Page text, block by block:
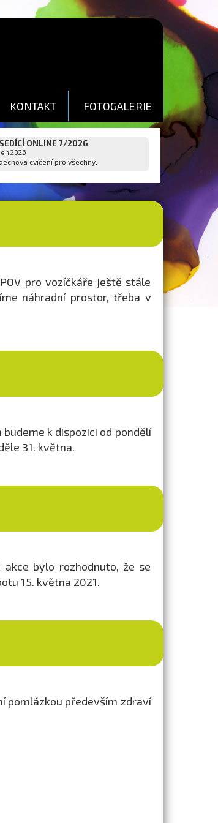
KONTAKT FOTOGALERIE
ONLINE 7/2026
2026
cvičení pro všechny.
pro vozíčkáře ještě stále
náhradní prostor, třeba v
k dispozici od pondělí
31. května.
bylo rozhodnuto, že se
15. května 2021.
pomlázkou především zdraví